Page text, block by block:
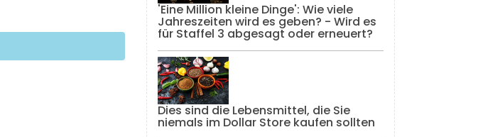
'Eine Million kleine Dinge': Wie viele
Jahreszeiten wird es geben? - Wird es
für Staffel 3 abgesagt oder erneuert?
Dies sind die Lebensmittel, die Sie
niemals im Dollar Store kaufen sollten